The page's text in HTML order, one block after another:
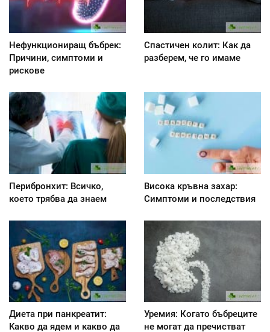
Нефункциониращ бъбрек:
Причини, симптоми и
рискове
Спастичен колит: Как да
разберем, че го имаме
Перибронхит: Всичко,
което трябва да знаем
Висока кръвна захар:
Симптоми и последствия
Диета при панкреатит:
Kакво да ядем и какво да
Уремия: Когато бъбреците
не могат да пречистват